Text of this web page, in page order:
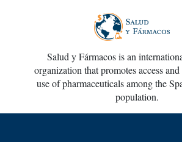
Salud y Fármacos is an
organization that promotes access
use of pharmaceuticals among the
population.